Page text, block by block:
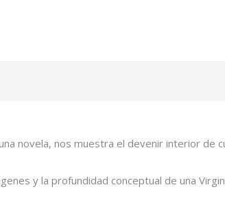
novela, nos muestra el devenir interior de
y la profundidad conceptual de una